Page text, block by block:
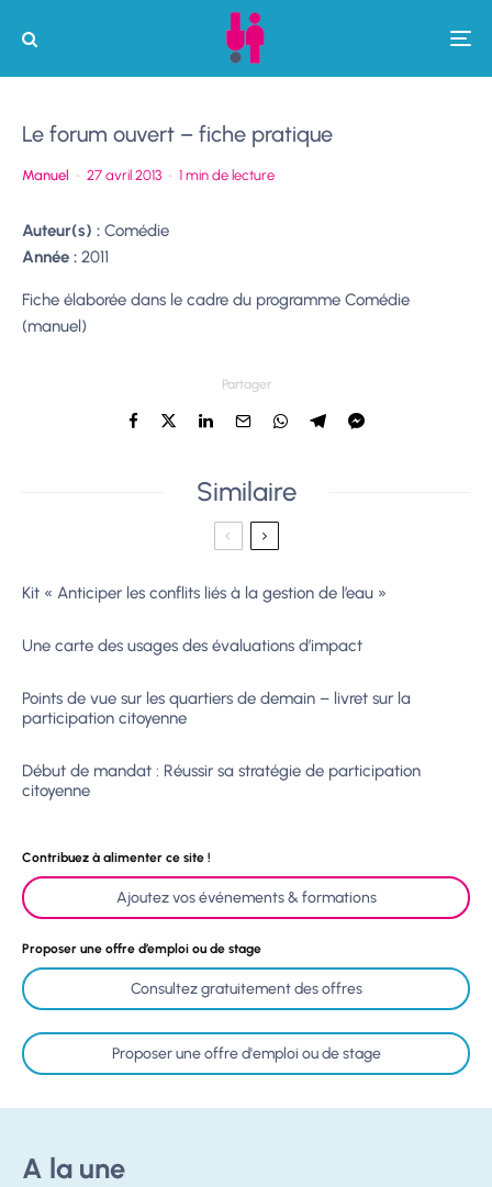
Le forum ouvert – fiche pratique
Manuel · 27 avril 2013 · 1 min de lecture
Auteur(s) : Comédie
Année : 2011
Fiche élaborée dans le cadre du programme Comédie
(manuel)
Partager
Similaire
Kit « Anticiper les conflits liés à la gestion de l’eau »
Une carte des usages des évaluations d’impact
Points de vue sur les quartiers de demain – livret sur la
participation citoyenne
Début de mandat : Réussir sa stratégie de participation
citoyenne
Contribuez à alimenter ce site !
Ajoutez vos événements & formations
Proposer une offre d’emploi ou de stage
Consultez gratuitement des offres
Proposer une offre d'emploi ou de stage
A la une